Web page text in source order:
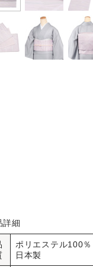
詳細
ポリエステル100％
日本製